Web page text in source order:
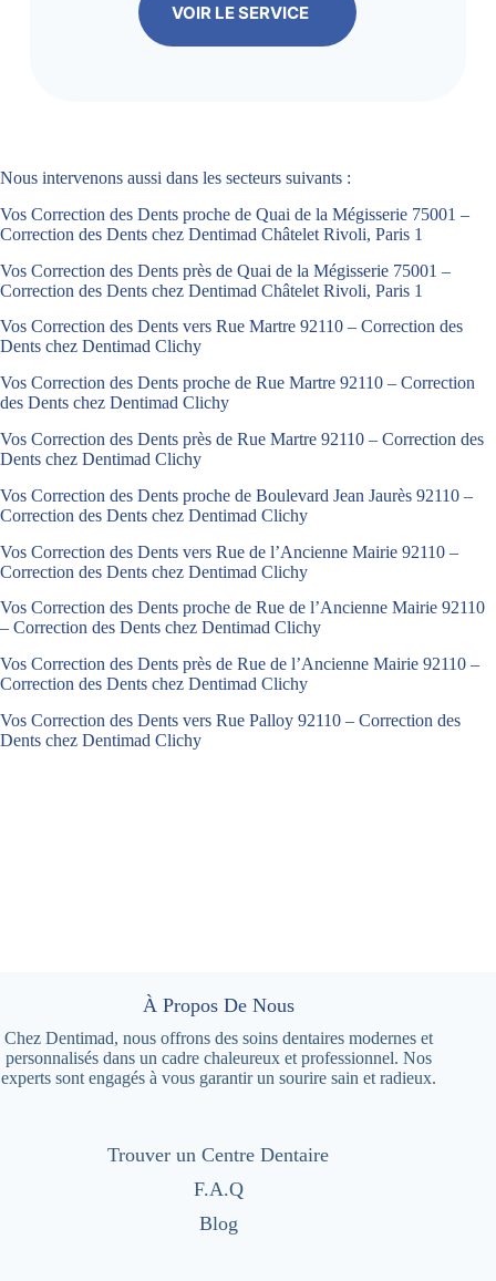
VOIR LE SERVICE
Nous intervenons aussi dans les secteurs suivants :
Vos Correction des Dents proche de Quai de la Mégisserie 75001 –
Correction des Dents chez Dentimad Châtelet Rivoli, Paris 1
Vos Correction des Dents près de Quai de la Mégisserie 75001 –
Correction des Dents chez Dentimad Châtelet Rivoli, Paris 1
Vos Correction des Dents vers Rue Martre 92110 – Correction des
Dents chez Dentimad Clichy
Vos Correction des Dents proche de Rue Martre 92110 – Correction
des Dents chez Dentimad Clichy
Vos Correction des Dents près de Rue Martre 92110 – Correction des
Dents chez Dentimad Clichy
Vos Correction des Dents proche de Boulevard Jean Jaurès 92110 –
Correction des Dents chez Dentimad Clichy
Vos Correction des Dents vers Rue de l’Ancienne Mairie 92110 –
Correction des Dents chez Dentimad Clichy
Vos Correction des Dents proche de Rue de l’Ancienne Mairie 92110
– Correction des Dents chez Dentimad Clichy
Vos Correction des Dents près de Rue de l’Ancienne Mairie 92110 –
Correction des Dents chez Dentimad Clichy
Vos Correction des Dents vers Rue Palloy 92110 – Correction des
Dents chez Dentimad Clichy
À Propos De Nous
Chez Dentimad, nous offrons des soins dentaires modernes et
personnalisés dans un cadre chaleureux et professionnel. Nos
experts sont engagés à vous garantir un sourire sain et radieux.
Trouver un Centre Dentaire
F.A.Q
Blog